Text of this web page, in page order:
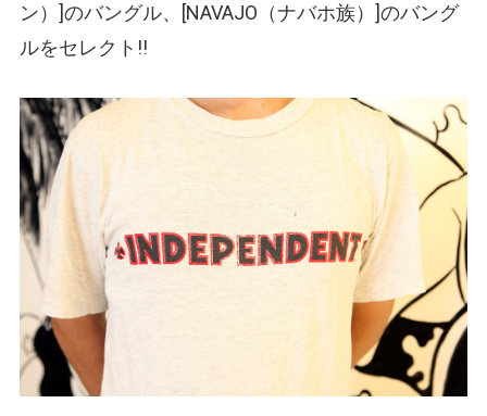
ン） ]のバングル、[NAVAJO （ナバホ族） ]のバング
ルをセレクト!!